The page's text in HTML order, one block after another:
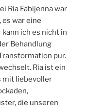
Ria Fabijenna war
war eine
ich es nicht in
Behandlung
pur.
Ria ist ein
mit liebevoller
die unseren